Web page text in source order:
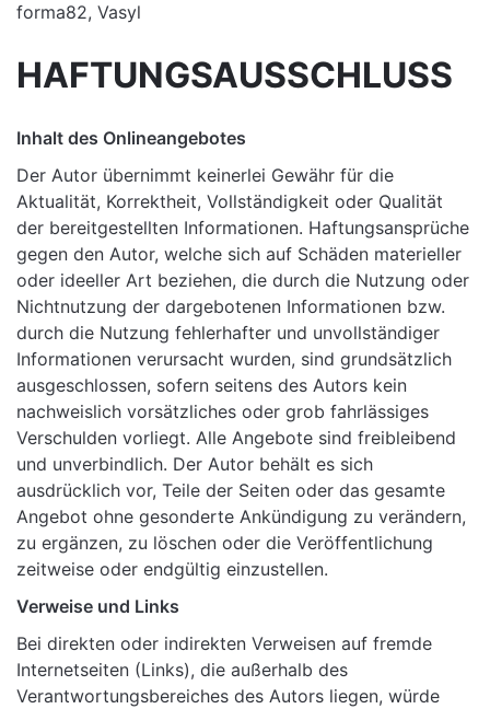
forma82, Vasyl
HAFTUNGSAUSSCHLUSS
Inhalt des Onlineangebotes
Der Autor übernimmt keinerlei Gewähr für die
Aktualität, Korrektheit, Vollständigkeit oder Qualität
der bereitgestellten Informationen. Haftungsansprüche
gegen den Autor, welche sich auf Schäden materieller
oder ideeller Art beziehen, die durch die Nutzung oder
Nichtnutzung der dargebotenen Informationen bzw.
durch die Nutzung fehlerhafter und unvollständiger
Informationen verursacht wurden, sind grundsätzlich
ausgeschlossen, sofern seitens des Autors kein
nachweislich vorsätzliches oder grob fahrlässiges
Verschulden vorliegt. Alle Angebote sind freibleibend
und unverbindlich. Der Autor behält es sich
ausdrücklich vor, Teile der Seiten oder das gesamte
Angebot ohne gesonderte Ankündigung zu verändern,
zu ergänzen, zu löschen oder die Veröffentlichung
zeitweise oder endgültig einzustellen.
Verweise und Links
Bei direkten oder indirekten Verweisen auf fremde
Internetseiten (Links), die außerhalb des
Verantwortungsbereiches des Autors liegen, würde